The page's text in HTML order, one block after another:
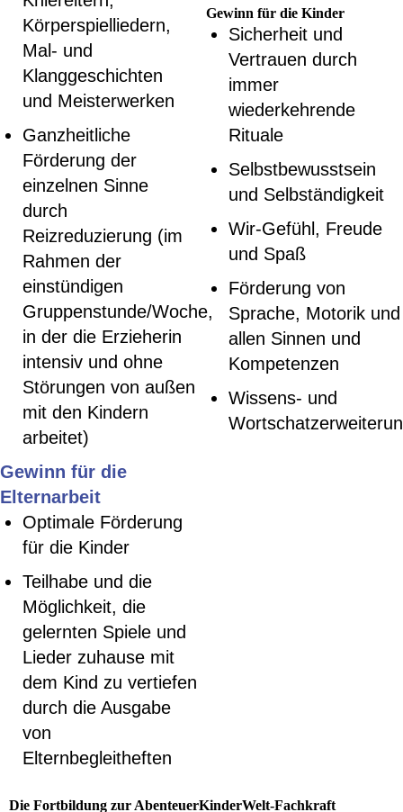
Körperspielliedern,
Mal‐ und
Klanggeschichten
und Meisterwerken
Ganzheitliche
Förderung der
einzelnen Sinne
durch
Reizreduzierung (im
Rahmen der
einstündigen
Gruppenstunde/Woche,
in der die Erzieherin
intensiv und ohne
Störungen von außen
mit den Kindern
arbeitet)
Gewinn für die
Elternarbeit
Optimale Förderung
für die Kinder
Teilhabe und die
Möglichkeit, die
gelernten Spiele und
Lieder zuhause mit
dem Kind zu vertiefen
durch die Ausgabe
von
Elternbegleitheften
Gewinn für die Kinder
Sicherheit und
Vertrauen durch
immer
wiederkehrende
Rituale
Selbstbewusstsein
und Selbständigkeit
Wir‐Gefühl, Freude
und Spaß
Förderung von
Sprache, Motorik und
allen Sinnen und
Kompetenzen
Wissens‐ und
Die Fortbildung zur AbenteuerKinderWelt-Fachkraft